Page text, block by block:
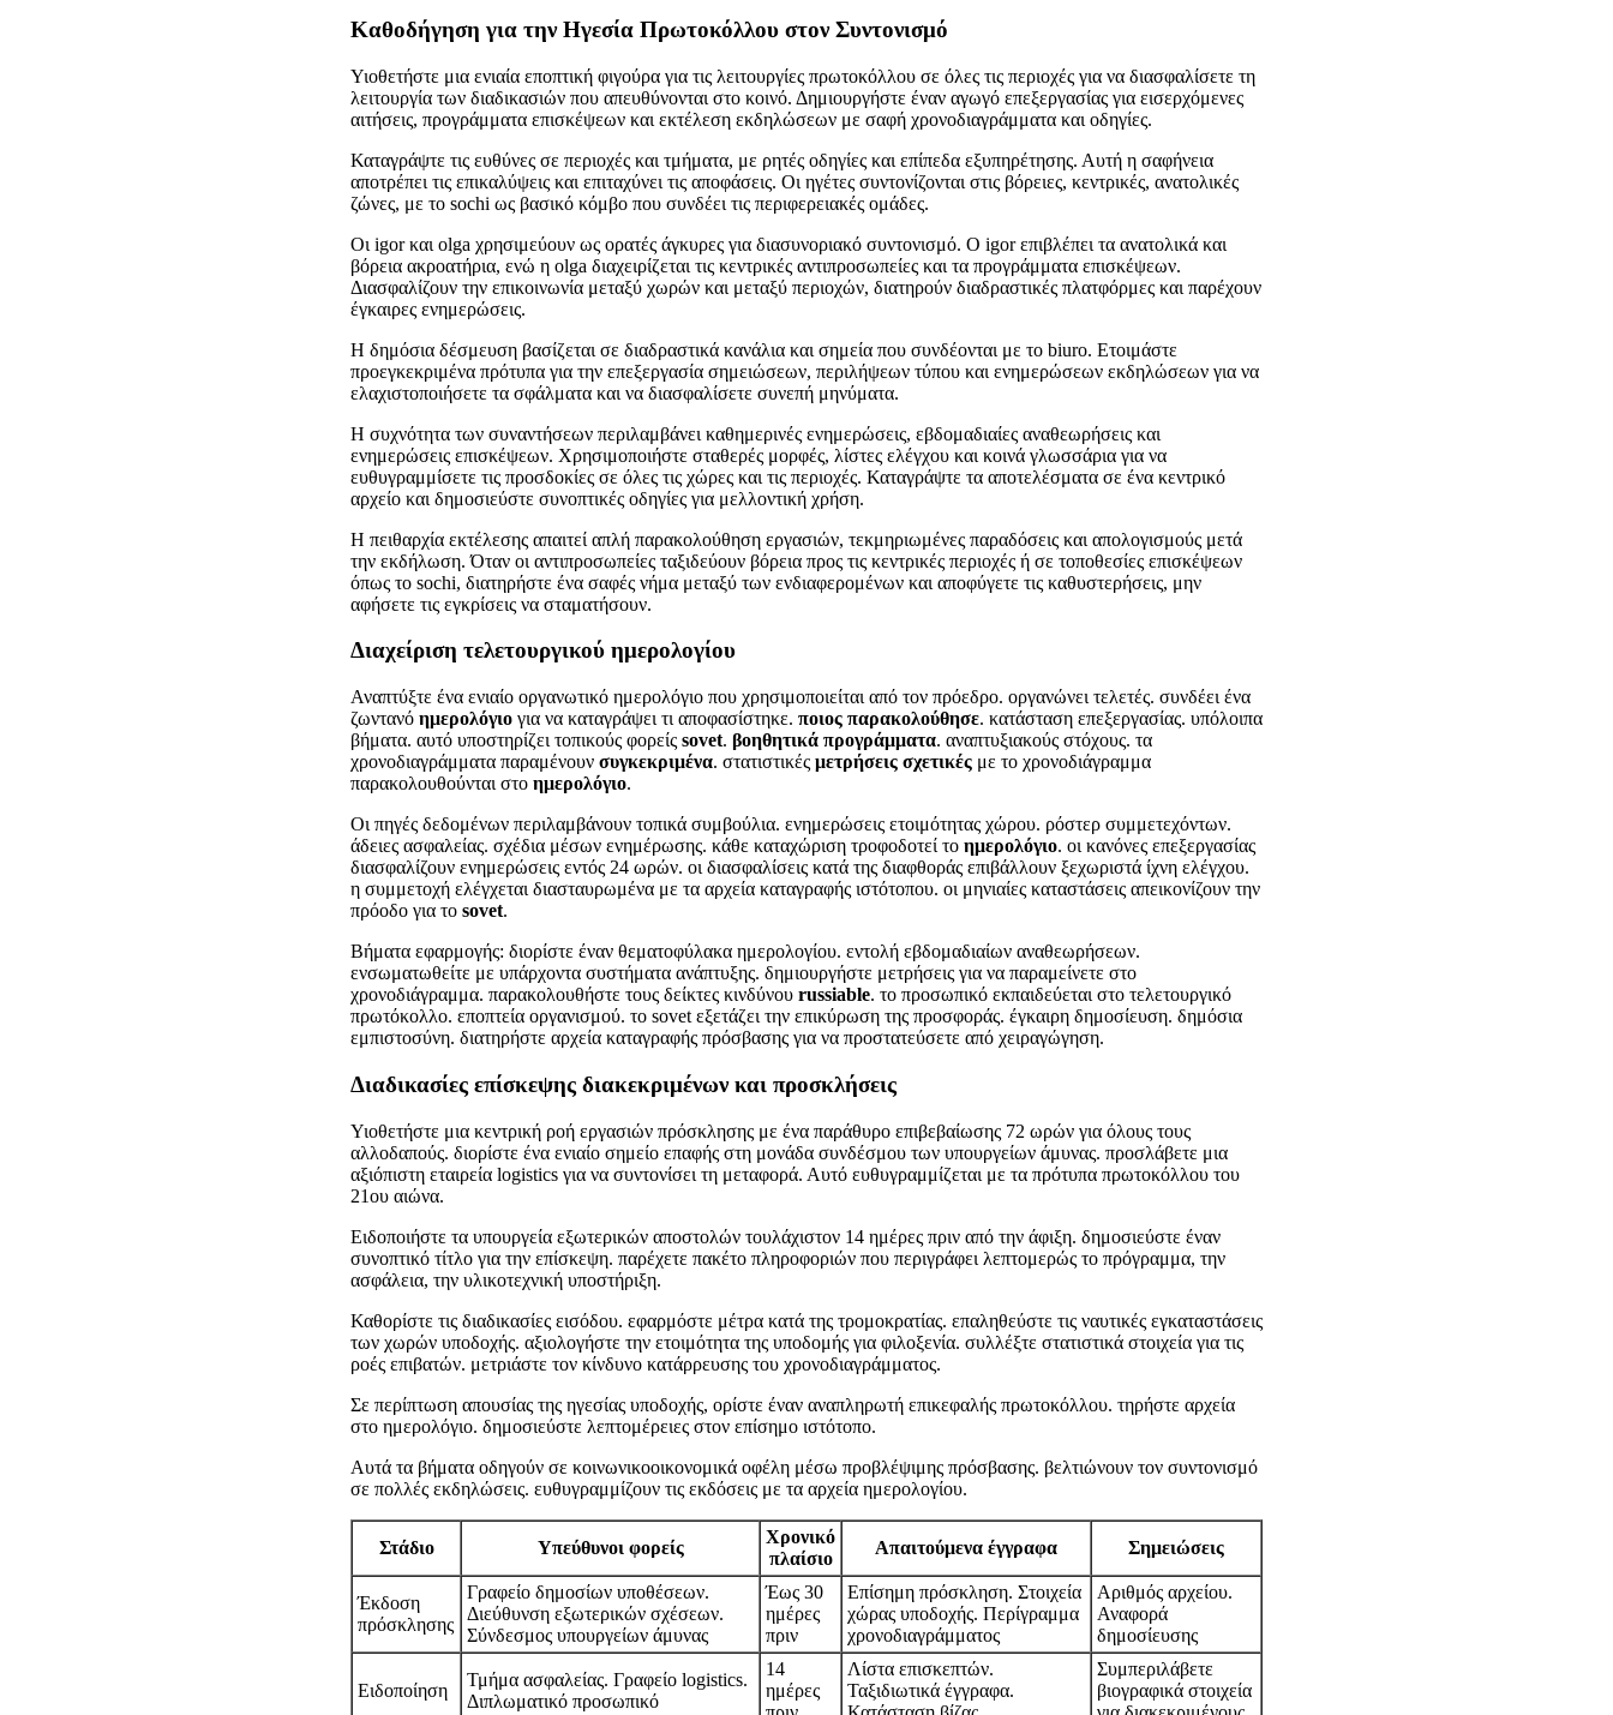
Καθοδήγηση για την Ηγεσία Πρωτοκόλλου στον Συντονισμό
Υιοθετήστε μια ενιαία εποπτική φιγούρα για τις λειτουργίες πρωτοκόλλου σε όλες τις περιοχές για να διασφαλίσετε τη
λειτουργία των διαδικασιών που απευθύνονται στο κοινό. Δημιουργήστε έναν αγωγό επεξεργασίας για εισερχόμενες
αιτήσεις, προγράμματα επισκέψεων και εκτέλεση εκδηλώσεων με σαφή χρονοδιαγράμματα και οδηγίες.
Καταγράψτε τις ευθύνες σε περιοχές και τμήματα, με ρητές οδηγίες και επίπεδα εξυπηρέτησης. Αυτή η σαφήνεια
αποτρέπει τις επικαλύψεις και επιταχύνει τις αποφάσεις. Οι ηγέτες συντονίζονται στις βόρειες, κεντρικές, ανατολικές
ζώνες, με το sochi ως βασικό κόμβο που συνδέει τις περιφερειακές ομάδες.
Οι igor και olga χρησιμεύουν ως ορατές άγκυρες για διασυνοριακό συντονισμό. Ο igor επιβλέπει τα ανατολικά και
βόρεια ακροατήρια, ενώ η olga διαχειρίζεται τις κεντρικές αντιπροσωπείες και τα προγράμματα επισκέψεων.
Διασφαλίζουν την επικοινωνία μεταξύ χωρών και μεταξύ περιοχών, διατηρούν διαδραστικές πλατφόρμες και παρέχουν
έγκαιρες ενημερώσεις.
Η δημόσια δέσμευση βασίζεται σε διαδραστικά κανάλια και σημεία που συνδέονται με το biuro. Ετοιμάστε
προεγκεκριμένα πρότυπα για την επεξεργασία σημειώσεων, περιλήψεων τύπου και ενημερώσεων εκδηλώσεων για να
ελαχιστοποιήσετε τα σφάλματα και να διασφαλίσετε συνεπή μηνύματα.
Η συχνότητα των συναντήσεων περιλαμβάνει καθημερινές ενημερώσεις, εβδομαδιαίες αναθεωρήσεις και
ενημερώσεις επισκέψεων. Χρησιμοποιήστε σταθερές μορφές, λίστες ελέγχου και κοινά γλωσσάρια για να
ευθυγραμμίσετε τις προσδοκίες σε όλες τις χώρες και τις περιοχές. Καταγράψτε τα αποτελέσματα σε ένα κεντρικό
αρχείο και δημοσιεύστε συνοπτικές οδηγίες για μελλοντική χρήση.
Η πειθαρχία εκτέλεσης απαιτεί απλή παρακολούθηση εργασιών, τεκμηριωμένες παραδόσεις και απολογισμούς μετά
την εκδήλωση. Όταν οι αντιπροσωπείες ταξιδεύουν βόρεια προς τις κεντρικές περιοχές ή σε τοποθεσίες επισκέψεων
όπως το sochi, διατηρήστε ένα σαφές νήμα μεταξύ των ενδιαφερομένων και αποφύγετε τις καθυστερήσεις, μην
αφήσετε τις εγκρίσεις να σταματήσουν.
Διαχείριση τελετουργικού ημερολογίου
Αναπτύξτε ένα ενιαίο οργανωτικό ημερολόγιο που χρησιμοποιείται από τον πρόεδρο. οργανώνει τελετές. συνδέει ένα
ζωντανό ημερολόγιο για να καταγράψει τι αποφασίστηκε. ποιος παρακολούθησε. κατάσταση επεξεργασίας. υπόλοιπα
βήματα. αυτό υποστηρίζει τοπικούς φορείς sovet. βοηθητικά προγράμματα. αναπτυξιακούς στόχους. τα
χρονοδιαγράμματα παραμένουν συγκεκριμένα. στατιστικές μετρήσεις σχετικές με το χρονοδιάγραμμα
παρακολουθούνται στο ημερολόγιο.
Οι πηγές δεδομένων περιλαμβάνουν τοπικά συμβούλια. ενημερώσεις ετοιμότητας χώρου. ρόστερ συμμετεχόντων.
άδειες ασφαλείας. σχέδια μέσων ενημέρωσης. κάθε καταχώριση τροφοδοτεί το ημερολόγιο. οι κανόνες επεξεργασίας
διασφαλίζουν ενημερώσεις εντός 24 ωρών. οι διασφαλίσεις κατά της διαφθοράς επιβάλλουν ξεχωριστά ίχνη ελέγχου.
η συμμετοχή ελέγχεται διασταυρωμένα με τα αρχεία καταγραφής ιστότοπου. οι μηνιαίες καταστάσεις απεικονίζουν την
πρόοδο για το sovet.
Βήματα εφαρμογής: διορίστε έναν θεματοφύλακα ημερολογίου. εντολή εβδομαδιαίων αναθεωρήσεων.
ενσωματωθείτε με υπάρχοντα συστήματα ανάπτυξης. δημιουργήστε μετρήσεις για να παραμείνετε στο
χρονοδιάγραμμα. παρακολουθήστε τους δείκτες κινδύνου russiable. το προσωπικό εκπαιδεύεται στο τελετουργικό
πρωτόκολλο. εποπτεία οργανισμού. το sovet εξετάζει την επικύρωση της προσφοράς. έγκαιρη δημοσίευση. δημόσια
εμπιστοσύνη. διατηρήστε αρχεία καταγραφής πρόσβασης για να προστατεύσετε από χειραγώγηση.
Διαδικασίες επίσκεψης διακεκριμένων και προσκλήσεις
Υιοθετήστε μια κεντρική ροή εργασιών πρόσκλησης με ένα παράθυρο επιβεβαίωσης 72 ωρών για όλους τους
αλλοδαπούς. διορίστε ένα ενιαίο σημείο επαφής στη μονάδα συνδέσμου των υπουργείων άμυνας. προσλάβετε μια
αξιόπιστη εταιρεία logistics για να συντονίσει τη μεταφορά. Αυτό ευθυγραμμίζεται με τα πρότυπα πρωτοκόλλου του
21ου αιώνα.
Ειδοποιήστε τα υπουργεία εξωτερικών αποστολών τουλάχιστον 14 ημέρες πριν από την άφιξη. δημοσιεύστε έναν
συνοπτικό τίτλο για την επίσκεψη. παρέχετε πακέτο πληροφοριών που περιγράφει λεπτομερώς το πρόγραμμα, την
ασφάλεια, την υλικοτεχνική υποστήριξη.
Καθορίστε τις διαδικασίες εισόδου. εφαρμόστε μέτρα κατά της τρομοκρατίας. επαληθεύστε τις ναυτικές εγκαταστάσεις
των χωρών υποδοχής. αξιολογήστε την ετοιμότητα της υποδομής για φιλοξενία. συλλέξτε στατιστικά στοιχεία για τις
ροές επιβατών. μετριάστε τον κίνδυνο κατάρρευσης του χρονοδιαγράμματος.
Σε περίπτωση απουσίας της ηγεσίας υποδοχής, ορίστε έναν αναπληρωτή επικεφαλής πρωτοκόλλου. τηρήστε αρχεία
στο ημερολόγιο. δημοσιεύστε λεπτομέρειες στον επίσημο ιστότοπο.
Αυτά τα βήματα οδηγούν σε κοινωνικοοικονομικά οφέλη μέσω προβλέψιμης πρόσβασης. βελτιώνουν τον συντονισμό
σε πολλές εκδηλώσεις. ευθυγραμμίζουν τις εκδόσεις με τα αρχεία ημερολογίου.
Στάδιο Υπεύθυνοι φορείς
Χρονικό
πλαίσιο
Απαιτούμενα έγγραφα Σημειώσεις
Έκδοση
πρόσκλησης
Γραφείο δημοσίων υποθέσεων.
Διεύθυνση εξωτερικών σχέσεων.
Σύνδεσμος υπουργείων άμυνας
Έως 30
ημέρες
πριν
Επίσημη πρόσκληση. Στοιχεία
χώρας υποδοχής. Περίγραμμα
χρονοδιαγράμματος
Αριθμός αρχείου.
Αναφορά
δημοσίευσης
Ειδοποίηση
Τμήμα ασφαλείας. Γραφείο logistics.
Διπλωματικό προσωπικό
14
ημέρες
Λίστα επισκεπτών.
Ταξιδιωτικά έγγραφα.
Συμπεριλάβετε
βιογραφικά στοιχεία